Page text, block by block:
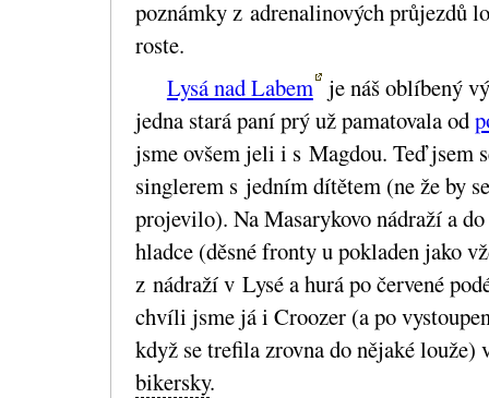
poznámky z adrenalinových průjezdů
roste.
Lysá nad Labem je náš oblíbený
jedna stará paní prý už pamatovala od
jsme ovšem jeli i s Magdou. Teď jsem
singlerem s jedním dítětem (ne že by
projevilo). Na Masarykovo nádraží a
hladce (děsné fronty u pokladen jako
z nádraží v Lysé a hurá po červené
chvíli jsme já i Croozer (a po
když se trefila zrovna do nějaké louže)
bikersky.